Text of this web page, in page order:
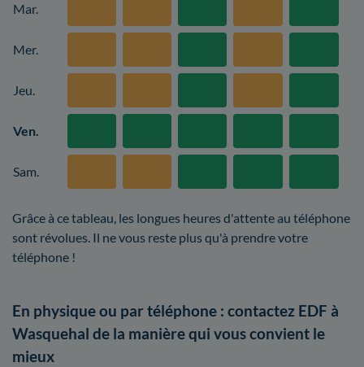
Mar.
Mer.
Jeu.
Ven.
Sam.
Grâce à ce tableau, les longues heures d'attente au téléphone
sont révolues. Il ne vous reste plus qu'à prendre votre
téléphone !
En physique ou par téléphone : contactez EDF à
Wasquehal de la manière qui vous convient le
mieux